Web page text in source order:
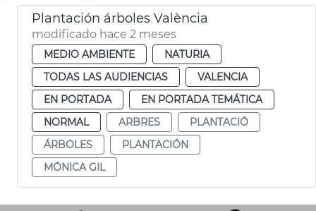
Plantación árboles València
modificado hace 2 meses
MEDIO AMBIENTE
NATURIA
TODAS LAS AUDIENCIAS
VALENCIA
EN PORTADA
EN PORTADA TEMÁTICA
NORMAL
ARBRES
PLANTACIÓ
ÁRBOLES
PLANTACIÓN
MÓNICA GIL